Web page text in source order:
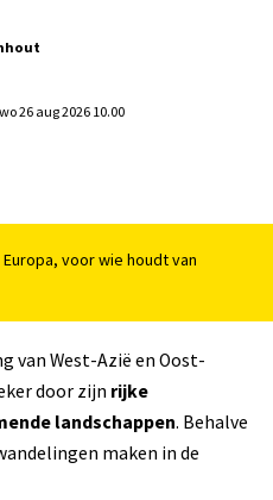
26 aug 2026 10.00
voor wie houdt van
van West-Azië en Oost-
door zijn rijke
landschappen. Behalve
maken in de